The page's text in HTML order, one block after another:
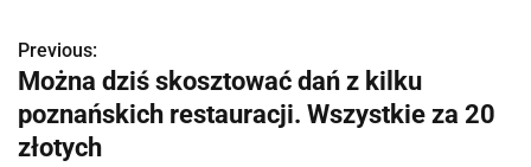
N
a
w
Previous:
Można dziś skosztować dań z kilku
poznańskich restauracji. Wszystkie za 20
złotych